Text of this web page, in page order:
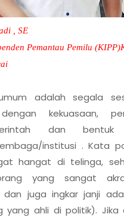
, SE
Pemantau Pemilu
adalah segala
kekuasaan,
dan bentuk
institusi . Kata
hangat di telinga,
yang sangat
dan juga ingkar janji
yang ahli di politik). Jika